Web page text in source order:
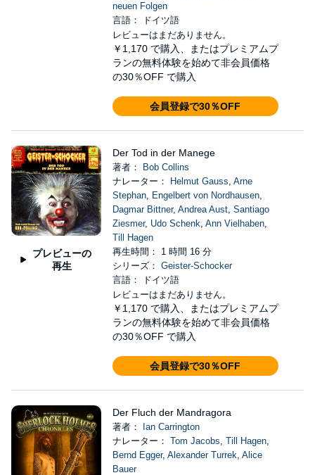
neuen Folgen
言語： ドイツ語
レビューはまだありません。
￥1,170 で購入、またはプレミアムプ
ランの無料体験を始めて非会員価格
の30％OFF で購入
会員登録で30％OFF
プレビューの
再生
Der Tod in der Manege
著者：
Bob Collins
ナレーター：
Helmut Gauss, Arne
Stephan, Engelbert von Nordhausen,
Dagmar Bittner, Andrea Aust, Santiago
Ziesmer, Udo Schenk, Ann Vielhaben,
Till Hagen
再生時間： 1 時間 16 分
シリーズ： Geister-Schocker
言語： ドイツ語
レビューはまだありません。
￥1,170 で購入、またはプレミアムプ
ランの無料体験を始めて非会員価格
の30％OFF で購入
会員登録で30％OFF
Der Fluch der Mandragora
著者：
Ian Carrington
ナレーター： Tom Jacobs, Till Hagen,
Bernd Egger, Alexander Turrek, Alice
Bauer